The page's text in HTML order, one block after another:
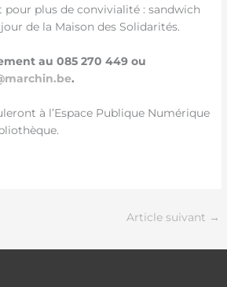
pour plus de convivialité : sandwich
de la Maison des Solidarités.
au 085 270 449 ou
.
à l’Espace Publique Numérique
Article suivant →